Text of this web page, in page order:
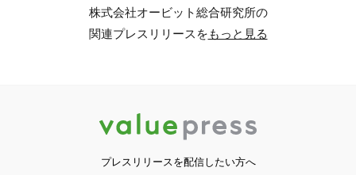
株式会社オービット総合研究所の
関連プレスリリースをもっと見る
プレスリリースを配信したい方へ